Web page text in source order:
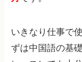
いきなり仕事で
ずは中国語の基